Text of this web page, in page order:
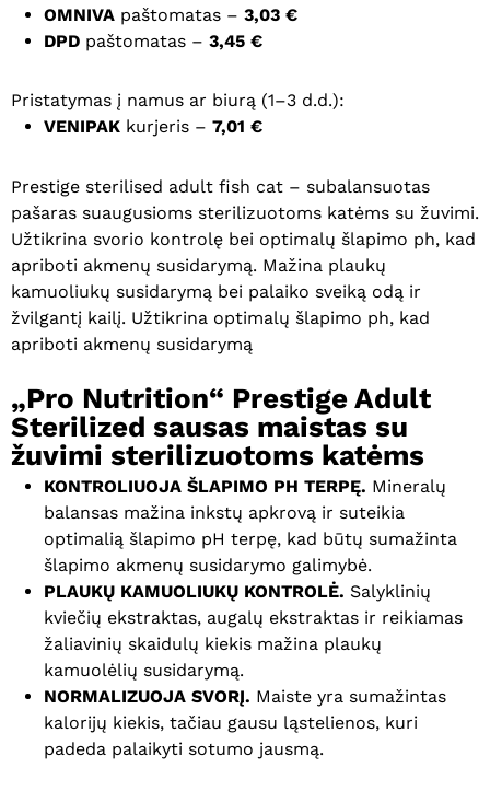
OMNIVA paštomatas – 3,03 €
DPD paštomatas – 3,45 €
Pristatymas į namus ar biurą (1–3 d.d.):
VENIPAK kurjeris – 7,01 €
Prestige sterilised adult fish cat – subalansuotas
pašaras suaugusioms sterilizuotoms katėms su žuvimi.
Užtikrina svorio kontrolę bei optimalų šlapimo ph, kad
apriboti akmenų susidarymą. Mažina plaukų
kamuoliukų susidarymą bei palaiko sveiką odą ir
žvilgantį kailį. Užtikrina optimalų šlapimo ph, kad
apriboti akmenų susidarymą
„Pro Nutrition“ Prestige Adult
Sterilized sausas maistas su
žuvimi sterilizuotoms katėms
KONTROLIUOJA ŠLAPIMO PH TERPĘ. Mineralų
balansas mažina inkstų apkrovą ir suteikia
optimalią šlapimo pH terpę, kad būtų sumažinta
šlapimo akmenų susidarymo galimybė.
PLAUKŲ KAMUOLIUKŲ KONTROLĖ. Salyklinių
kviečių ekstraktas, augalų ekstraktas ir reikiamas
žaliavinių skaidulų kiekis mažina plaukų
kamuolėlių susidarymą.
NORMALIZUOJA SVORĮ. Maiste yra sumažintas
kalorijų kiekis, tačiau gausu ląstelienos, kuri
padeda palaikyti sotumo jausmą.